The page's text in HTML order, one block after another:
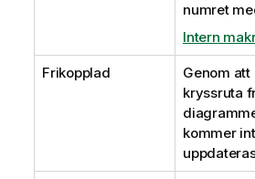
numret
Intern
Frikopplad
Genom
kryssruta
kommer